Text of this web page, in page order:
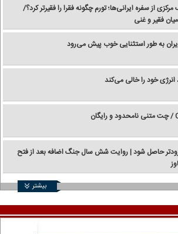
از سفره ایرانی‌ها؛ تورم چگونه فقرا را فقیرتر کرد؟/
به طور استثنایی خوب پیش می‌رود
انرژی خود را خالی می‌کند
حاصل شود | روایت شش سال جنگ اضافه بعد از فتح
بیشتر